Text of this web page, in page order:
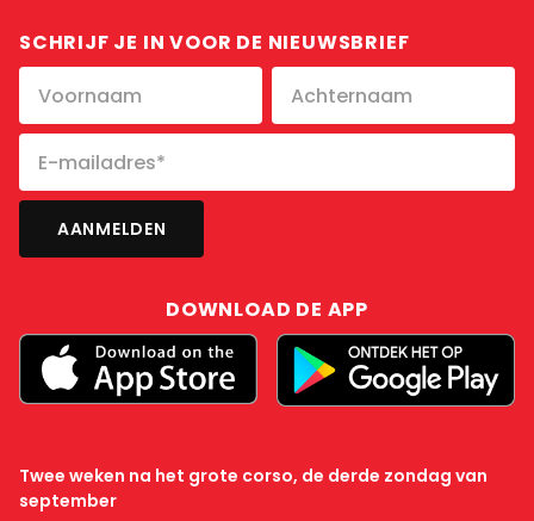
SCHRIJF JE IN VOOR DE NIEUWSBRIEF
DOWNLOAD DE APP
Twee weken na het grote corso, de derde zondag van
september